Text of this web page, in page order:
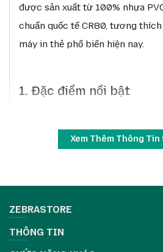
được sản xuất từ 100% nhựa
chuẩn quốc tế CR80, tương
máy in thẻ phổ biến hiện nay.
1. Đặc điểm nổi bật
Chất liệu PVC cao cấp:
nguyên chất, độ bền cao,
Kích thước chuẩn quốc tế
độ dày 30 mil (0.76 mm),
Xem Thêm Thông Tin
ZEBRASTORE
THÔNG TIN